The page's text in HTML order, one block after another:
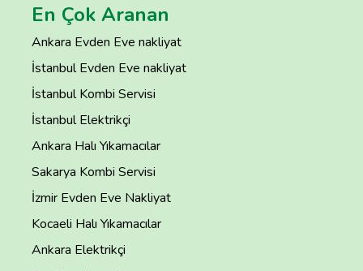
En Çok Aranan
Ankara Evden Eve nakliyat
İstanbul Evden Eve nakliyat
İstanbul Kombi Servisi
İstanbul Elektrikçi
Ankara Halı Yıkamacılar
Sakarya Kombi Servisi
İzmir Evden Eve Nakliyat
Kocaeli Halı Yıkamacılar
Ankara Elektrikçi